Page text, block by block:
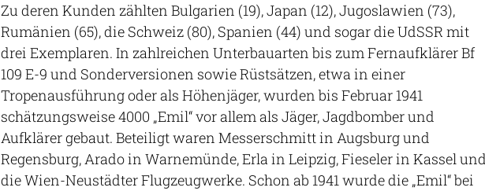
Zu deren Kunden zählten Bulgarien (19), Japan (12), Jugoslawien (73),
Rumänien (65), die Schweiz (80), Spanien (44) und sogar die UdSSR mit
drei Exemplaren. In zahlreichen Unterbauarten bis zum Fernaufklärer Bf
109 E-9 und Sonderversionen sowie Rüstsätzen, etwa in einer
Tropenausführung oder als Höhenjäger, wurden bis Februar 1941
schätzungsweise 4000 „Emil“ vor allem als Jäger, Jagdbomber und
Aufklärer gebaut. Beteiligt waren Messerschmitt in Augsburg und
Regensburg, Arado in Warnemünde, Erla in Leipzig, Fieseler in Kassel und
die Wien-Neustädter Flugzeugwerke. Schon ab 1941 wurde die „Emil“ bei